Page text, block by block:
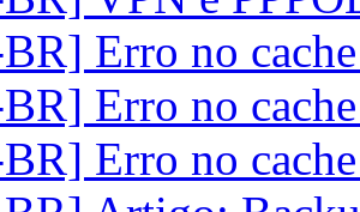
Erro no
Erro no
Erro no